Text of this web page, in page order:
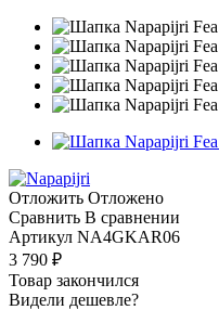
Отложить Отложено
Сравнить В сравнении
Артикул NA4GKAR06
3 790 ₽
Товар закончился
Видели дешевле?